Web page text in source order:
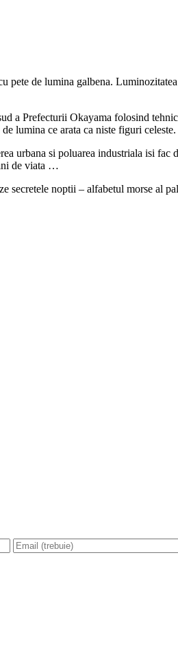
de lumina galbena.
a Prefecturii Okayama folosind
lumina ce arata ca niste figuri
urbana si poluarea industriala isi
de viata …
noptii – alfabetul morse al